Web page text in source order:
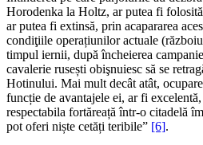
Horodenka la Holtz, ar putea fi
ar putea fi extinsă, prin acapararea
condiţiile operațiunilor actuale
timpul iernii, după încheierea
cavalerie rusești obişnuiesc să se
Hotinului. Mai mult decât atât,
funcție de avantajele ei, ar fi
respectabila fortăreață într-o citadelă
pot oferi niște cetăți teribile” [6].